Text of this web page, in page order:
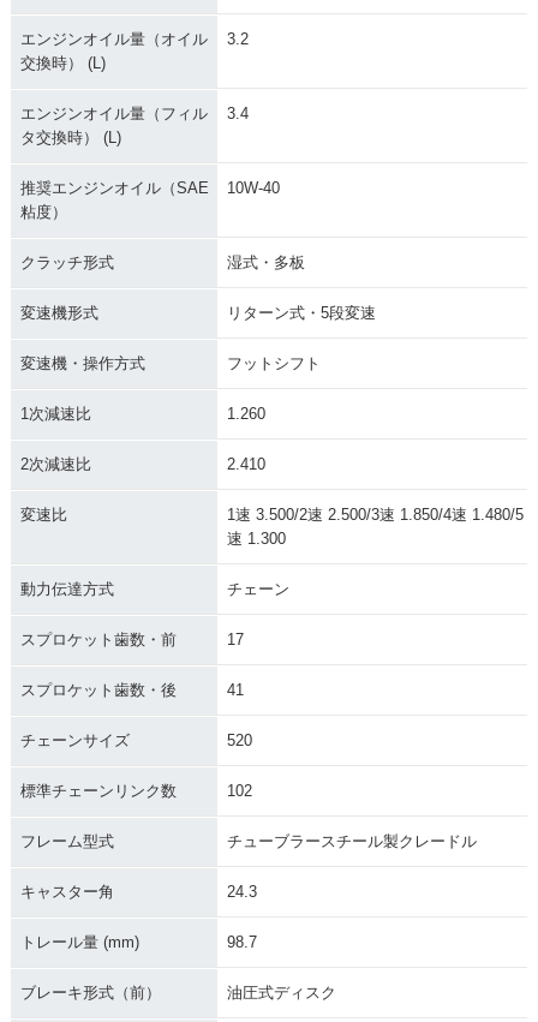
エンジンオイル量（オイル
交換時） (L)
3.2
エンジンオイル量（フィル
タ交換時） (L)
3.4
推奨エンジンオイル（SAE
粘度）
10W-40
クラッチ形式 湿式・多板
変速機形式 リターン式・5段変速
変速機・操作方式 フットシフト
1次減速比 1.260
2次減速比 2.410
変速比
1速 3.500/2速 2.500/3速 1.850/4速 1.480/5
速 1.300
動力伝達方式 チェーン
スプロケット歯数・前 17
スプロケット歯数・後 41
チェーンサイズ 520
標準チェーンリンク数 102
フレーム型式 チューブラースチール製クレードル
キャスター角 24.3
トレール量 (mm) 98.7
ブレーキ形式（前） 油圧式ディスク